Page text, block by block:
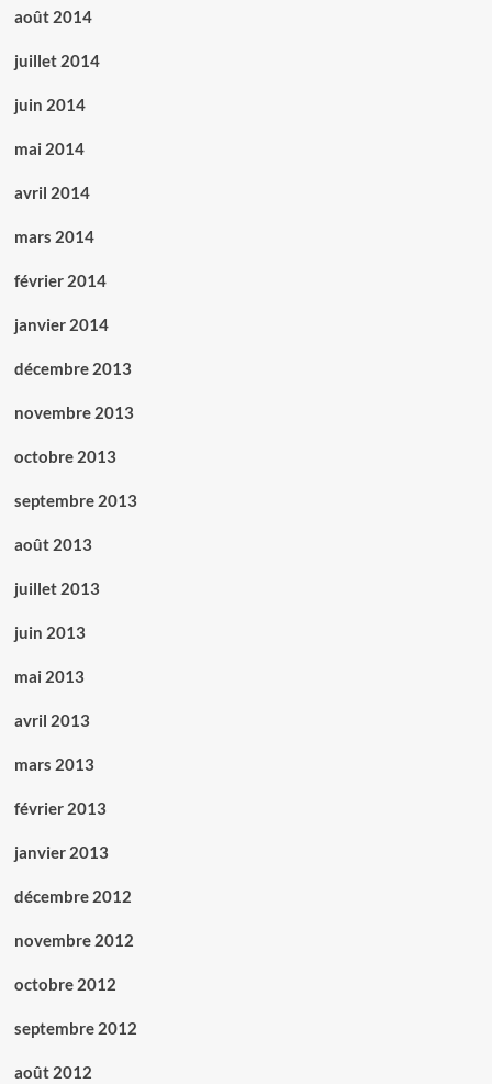
août 2014
juillet 2014
juin 2014
mai 2014
avril 2014
mars 2014
février 2014
janvier 2014
décembre 2013
novembre 2013
octobre 2013
septembre 2013
août 2013
juillet 2013
juin 2013
mai 2013
avril 2013
mars 2013
février 2013
janvier 2013
décembre 2012
novembre 2012
octobre 2012
septembre 2012
août 2012